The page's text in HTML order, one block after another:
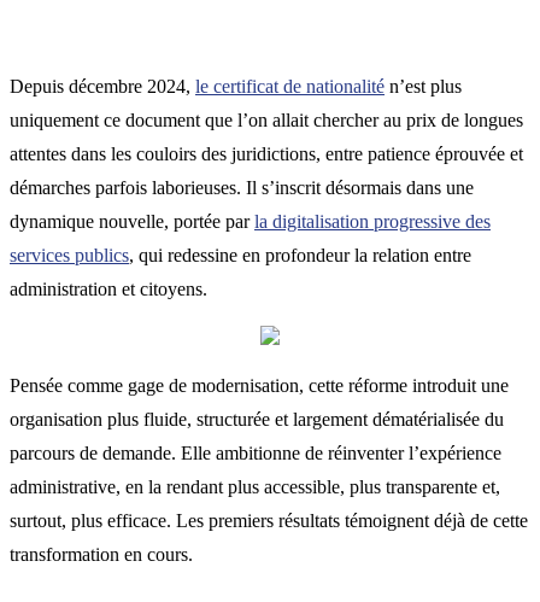
Depuis décembre 2024, le certificat de nationalité n’est plus
uniquement ce document que l’on allait chercher au prix de longues
attentes dans les couloirs des juridictions, entre patience éprouvée et
démarches parfois laborieuses. Il s’inscrit désormais dans une
dynamique nouvelle, portée parla digitalisation progressive des
services publics, qui redessine en profondeur la relation entre
administration et citoyens.
Pensée comme gage de modernisation, cette réforme introduit une
organisation plus fluide, structurée et largement dématérialisée du
parcours de demande. Elle ambitionne de réinventer l’expérience
administrative, en la rendant plus accessible, plus transparente et,
surtout, plus efficace. Les premiers résultats témoignent déjà de cette
transformation en cours.